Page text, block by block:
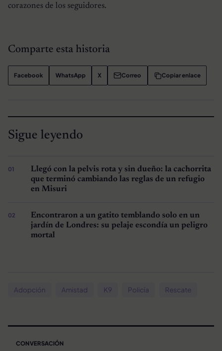
corazones de los seguidores.
Comparte esta historia
Facebook WhatsApp X Correo Copiar enlace
Sigue leyendo
Llegó con la pelvis rota y sin dueño: la cachorrita
que terminó cambiando las reglas de un refugio
en Misuri
Encontraron a un gatito temblando solo en un
jardín de Londres: su pelaje escondía un peligro
mortal
Adopción Amistad K9 Policía Rescate
CONVERSACIÓN